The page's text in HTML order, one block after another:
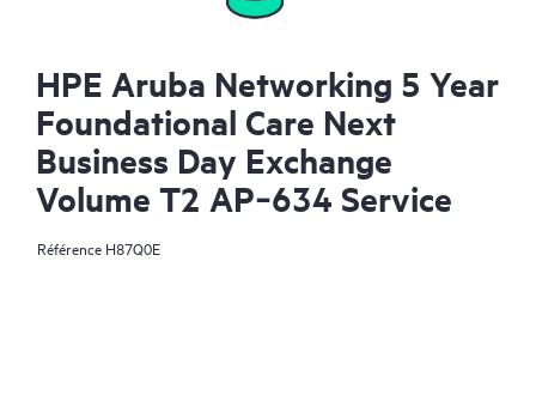
HPE Aruba Networking 5 Year
Foundational Care Next
Business Day Exchange
Volume T2 AP‑634 Service
Référence H87Q0E